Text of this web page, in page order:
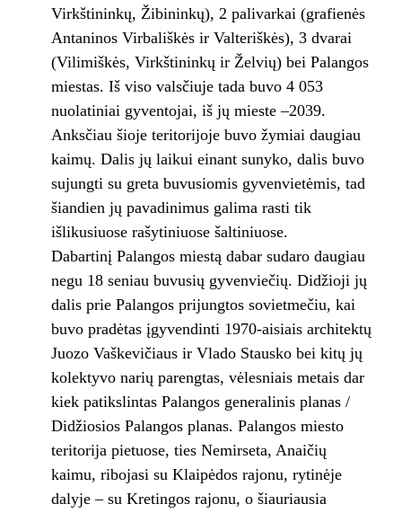
Virkštininkų, Žibininkų), 2 palivarkai (grafienės
Antaninos Virbališkės ir Valteriškės), 3 dvarai
(Vilimiškės, Virkštininkų ir Želvių) bei Palangos
miestas. Iš viso valsčiuje tada buvo 4 053
nuolatiniai gyventojai, iš jų mieste –2039.
Anksčiau šioje teritorijoje buvo žymiai daugiau
kaimų. Dalis jų laikui einant sunyko, dalis buvo
sujungti su greta buvusiomis gyvenvietėmis, tad
šiandien jų pavadinimus galima rasti tik
išlikusiuose rašytiniuose šaltiniuose.
Dabartinį Palangos miestą dabar sudaro daugiau
negu 18 seniau buvusių gyvenviečių. Didžioji jų
dalis prie Palangos prijungtos sovietmečiu, kai
buvo pradėtas įgyvendinti 1970-aisiais architektų
Juozo Vaškevičiaus ir Vlado Stausko bei kitų jų
kolektyvo narių parengtas, vėlesniais metais dar
kiek patikslintas Palangos generalinis planas /
Didžiosios Palangos planas. Palangos miesto
teritorija pietuose, ties Nemirseta, Anaičių
kaimu, ribojasi su Klaipėdos rajonu, rytinėje
dalyje – su Kretingos rajonu, o šiauriausia